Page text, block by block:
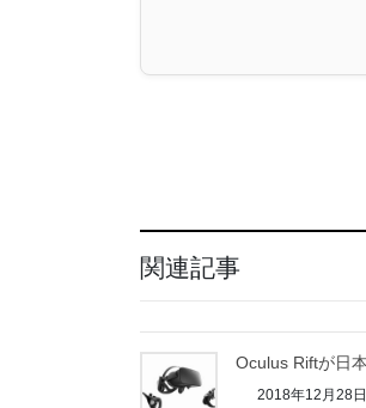
関連記事
Oculus Riftが日
2018年12月28日